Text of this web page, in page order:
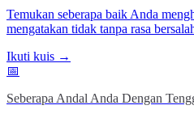
Temukan seberapa baik Anda
mengatakan tidak tanpa rasa
Ikuti kuis →
📅
Seberapa Andal Anda Dengan